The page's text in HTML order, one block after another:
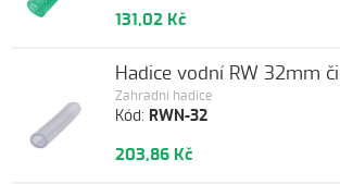
131,02 Kč
Kód: RWN-32
Zahradní hadice
Hadice vodní RW 32mm
203,86 Kč